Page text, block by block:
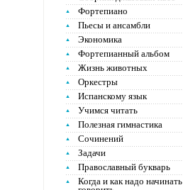
Фортепиано
Пьесы и ансамбли
Экономика
Фортепианный альбом
Жизнь животных
Оркестры
Испанскому язык
Учимся читать
Полезная гимнастика
Сочинений
Задачи
Православный букварь
Когда и как надо начинать